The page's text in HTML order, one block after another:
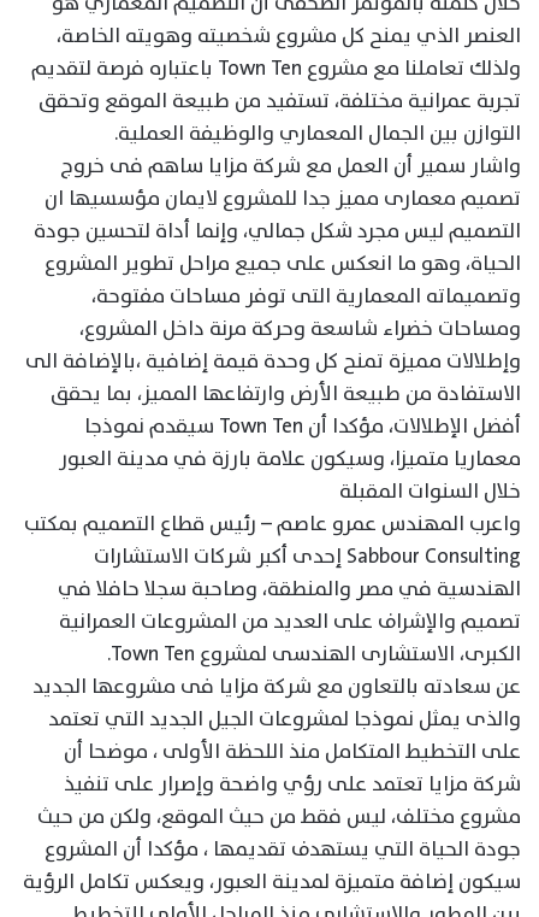
العنصر الذي يمنح كل مشروع شخصيته وهويته الخاصة،
ولذلك تعاملنا مع مشروع Town Ten باعتباره فرصة لتقديم
تجربة عمرانية مختلفة، تستفيد من طبيعة الموقع وتحقق
التوازن بين الجمال المعماري والوظيفة العملية.
واشار سمير أن العمل مع شركة مزايا ساهم فى خروج
تصميم معمارى مميز جدا للمشروع لايمان مؤسسيها ان
التصميم ليس مجرد شكل جمالي، وإنما أداة لتحسين جودة
الحياة، وهو ما انعكس على جميع مراحل تطوير المشروع
وتصميماته المعمارية التى توفر مساحات مفتوحة،
ومساحات خضراء شاسعة وحركة مرنة داخل المشروع،
وإطلالات مميزة تمنح كل وحدة قيمة إضافية ،بالإضافة الى
الاستفادة من طبيعة الأرض وارتفاعها المميز، بما يحقق
أفضل الإطلالات، مؤكدا أن Town Ten سيقدم نموذجا
معماريا متميزا، وسيكون علامة بارزة في مدينة العبور
خلال السنوات المقبلة
واعرب المهندس عمرو عاصم – رئيس قطاع التصميم بمكتب
Sabbour Consulting إحدى أكبر شركات الاستشارات
الهندسية في مصر والمنطقة، وصاحبة سجلا حافلا في
تصميم والإشراف على العديد من المشروعات العمرانية
الكبرى، الاستشارى الهندسى لمشروع Town Ten.
عن سعادته بالتعاون مع شركة مزايا فى مشروعها الجديد
والذى يمثل نموذجا لمشروعات الجيل الجديد التي تعتمد
على التخطيط المتكامل منذ اللحظة الأولى ، موضحا أن
شركة مزايا تعتمد على رؤي واضحة وإصرار على تنفيذ
مشروع مختلف، ليس فقط من حيث الموقع، ولكن من حيث
جودة الحياة التي يستهدف تقديمها ، مؤكدا أن المشروع
سيكون إضافة متميزة لمدينة العبور، ويعكس تكامل الرؤية